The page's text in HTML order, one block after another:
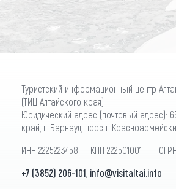
Туристский информационный центр
(ТИЦ Алтайского края)
Юридический адрес (почтовый адрес):
край, г. Барнаул, просп.
ИНН 2225223458 КПП 222501001 ОГРН
+7 (3852) 206-101 info@visitaltai.info